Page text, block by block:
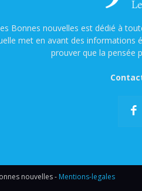
Bonnes nouvelles est dédié à
met en avant des informations
prouver que la pensée
nouvelles - Mentions-legales